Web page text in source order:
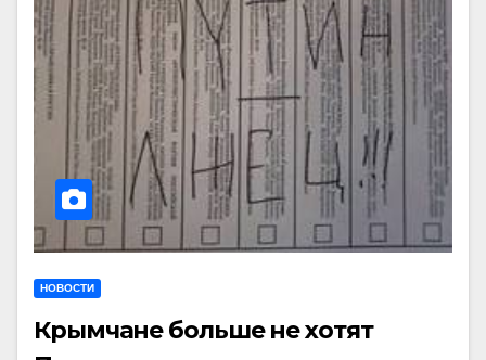
НОВОСТИ
Крымчане больше не хотят